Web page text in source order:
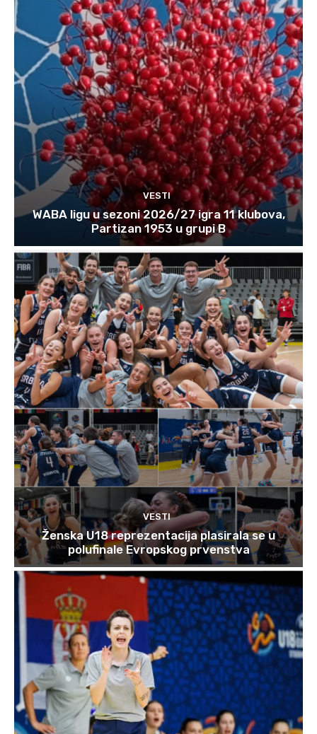
VESTI
WABA ligu u sezoni 2026/27 igra 11 klubova,
Partizan 1953 u grupi B
VESTI
Ženska U18 reprezentacija plasirala se u
polufinale Evropskog prvenstva